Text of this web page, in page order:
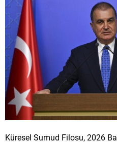
Küresel Sumud Filosu, 2026